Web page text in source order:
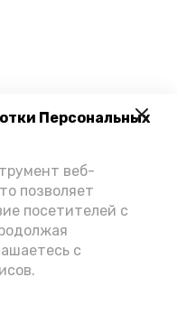
Персональных
веб-
позволяет
посетителей с
с